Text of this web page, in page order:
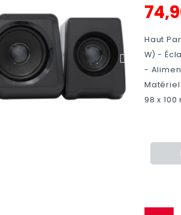
Haut
W) -
-
Matériel
98 x